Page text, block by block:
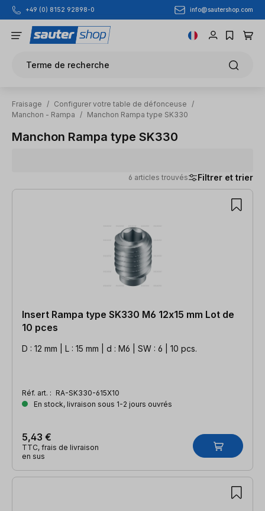
Passer au contenu principal
+49 (0) 8152 92898-0 info@sautershop.com
Terme de recherche
Fraisage / Configurer votre table de défonceuse
/
Manchon - Rampa
/ Manchon Rampa type SK330
Manchon Rampa type SK330
6 articles trouvés Filtrer et trier
6 articles trouvés
Insert Rampa type SK330 M6 12x15 mm Lot de
10 pces
D : 12 mm | L : 15 mm | d : M6 | SW : 6 | 10 pcs.
Réf. art. : RA-SK330-615X10
En stock, livraison sous 1-2 jours ouvrés
5,43 €
TTC, frais de livraison
en sus